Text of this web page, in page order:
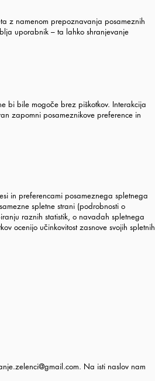
z namenom prepoznavanja posameznih
uporabnik – ta lahko shranjevanje
bi bile mogoče brez piškotkov. Interakcija
zapomni posameznikove preference in
in preferencami posameznega spletnega
spletne strani (podrobnosti o
raznih statistik, o navadah spletnega
ocenijo učinkovitost zasnove svojih spletnih
. Na isti naslov nam